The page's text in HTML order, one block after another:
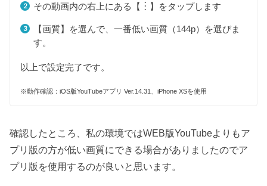
その動画内の右上にある【︙】をタップします
【画質】を選んで、一番低い画質（144p）を選びま
す。
以上で設定完了です。
※動作確認：iOS版YouTubeアプリ Ver.14.31、iPhone XSを使用
確認したところ、私の環境ではWEB版YouTubeよりもア
プリ版の方が低い画質にできる場合がありましたのでア
プリ版を使用するのが良いと思います。